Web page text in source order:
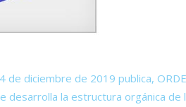
4 de diciembre de 2019 publica,
desarrolla la estructura orgánica de